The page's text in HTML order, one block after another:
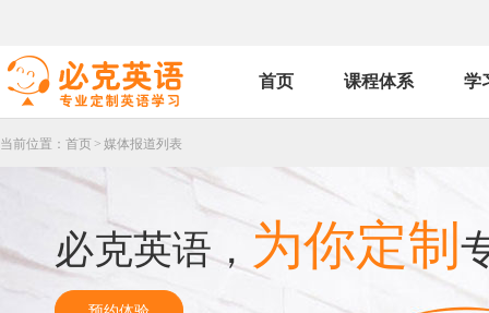
首页 课程体系 学
当前位置： 首页 > 媒体报道列表
必克英语， 为你定制